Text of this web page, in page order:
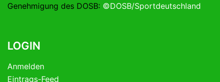
Genehmigung des DOSB: ©DOSB/Sportdeutschland
LOGIN
Anmelden
Eintrags-Feed